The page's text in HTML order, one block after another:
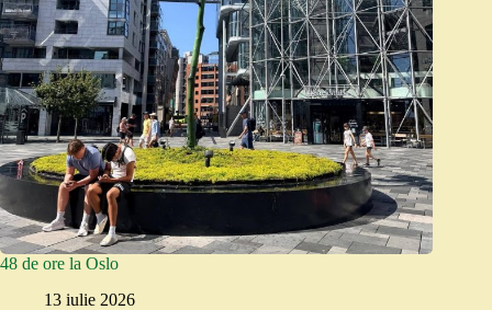
48 de ore la Oslo
13 iulie 2026